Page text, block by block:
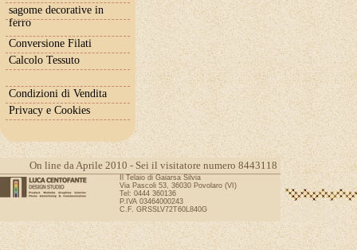
sagome decorative in
ferro
Conversione Filati
Calcolo Tessuto
Condizioni di Vendita
Privacy e Cookies
On line da Aprile 2010 - Sei il visitatore numero 8443118
Il Telaio di Gaiarsa Silvia
Via Pascoli 53, 36030 Povolaro (VI)
Tel: 0444 360136
P.IVA 03464000243
C.F. GRSSLV72T60L840G